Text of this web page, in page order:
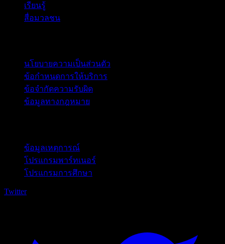
เรียนรู้
สื่อมวลชน
นโยบายความเป็นส่วนตัว
ข้อกำหนดการให้บริการ
ข้อจำกัดความรับผิด
ข้อมูลทางกฎหมาย
ข้อมูลเหตุการณ์
โปรแกรมพาร์ทเนอร์
โปรแกรมการศึกษา
Twitter